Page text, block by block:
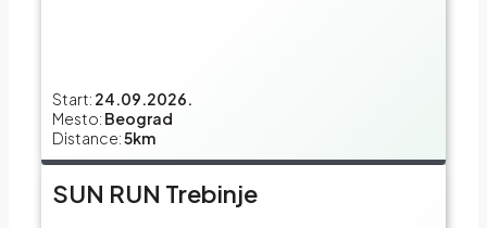
Start: 24.09.2026.
Mesto: Beograd
Distance:5km
SUN RUN Trebinje